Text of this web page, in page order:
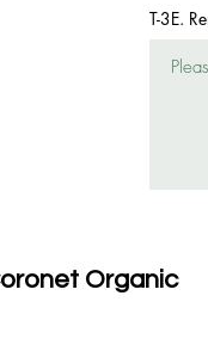
T-3E.
Organic